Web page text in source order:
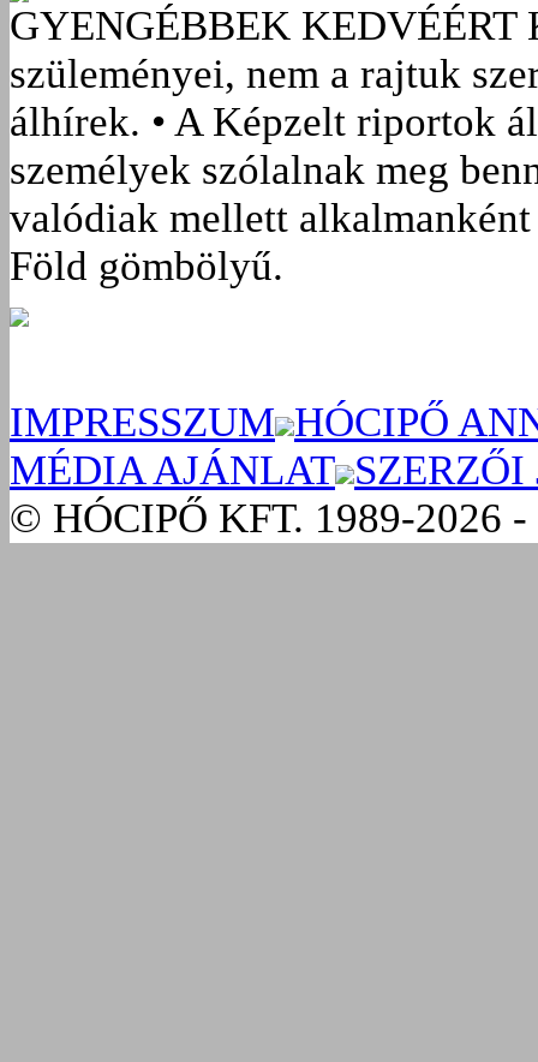
GYENGÉBBEK KEDVÉÉRT
szüleményei, nem a rajtuk
álhírek. • A Képzelt riportok
személyek szólalnak meg
valódiak mellett
Föld gömbölyű.
IMPRESSZUM HÓCIPŐ
MÉDIA AJÁNLAT SZERZŐI
© HÓCIPŐ KFT. 1989-2026